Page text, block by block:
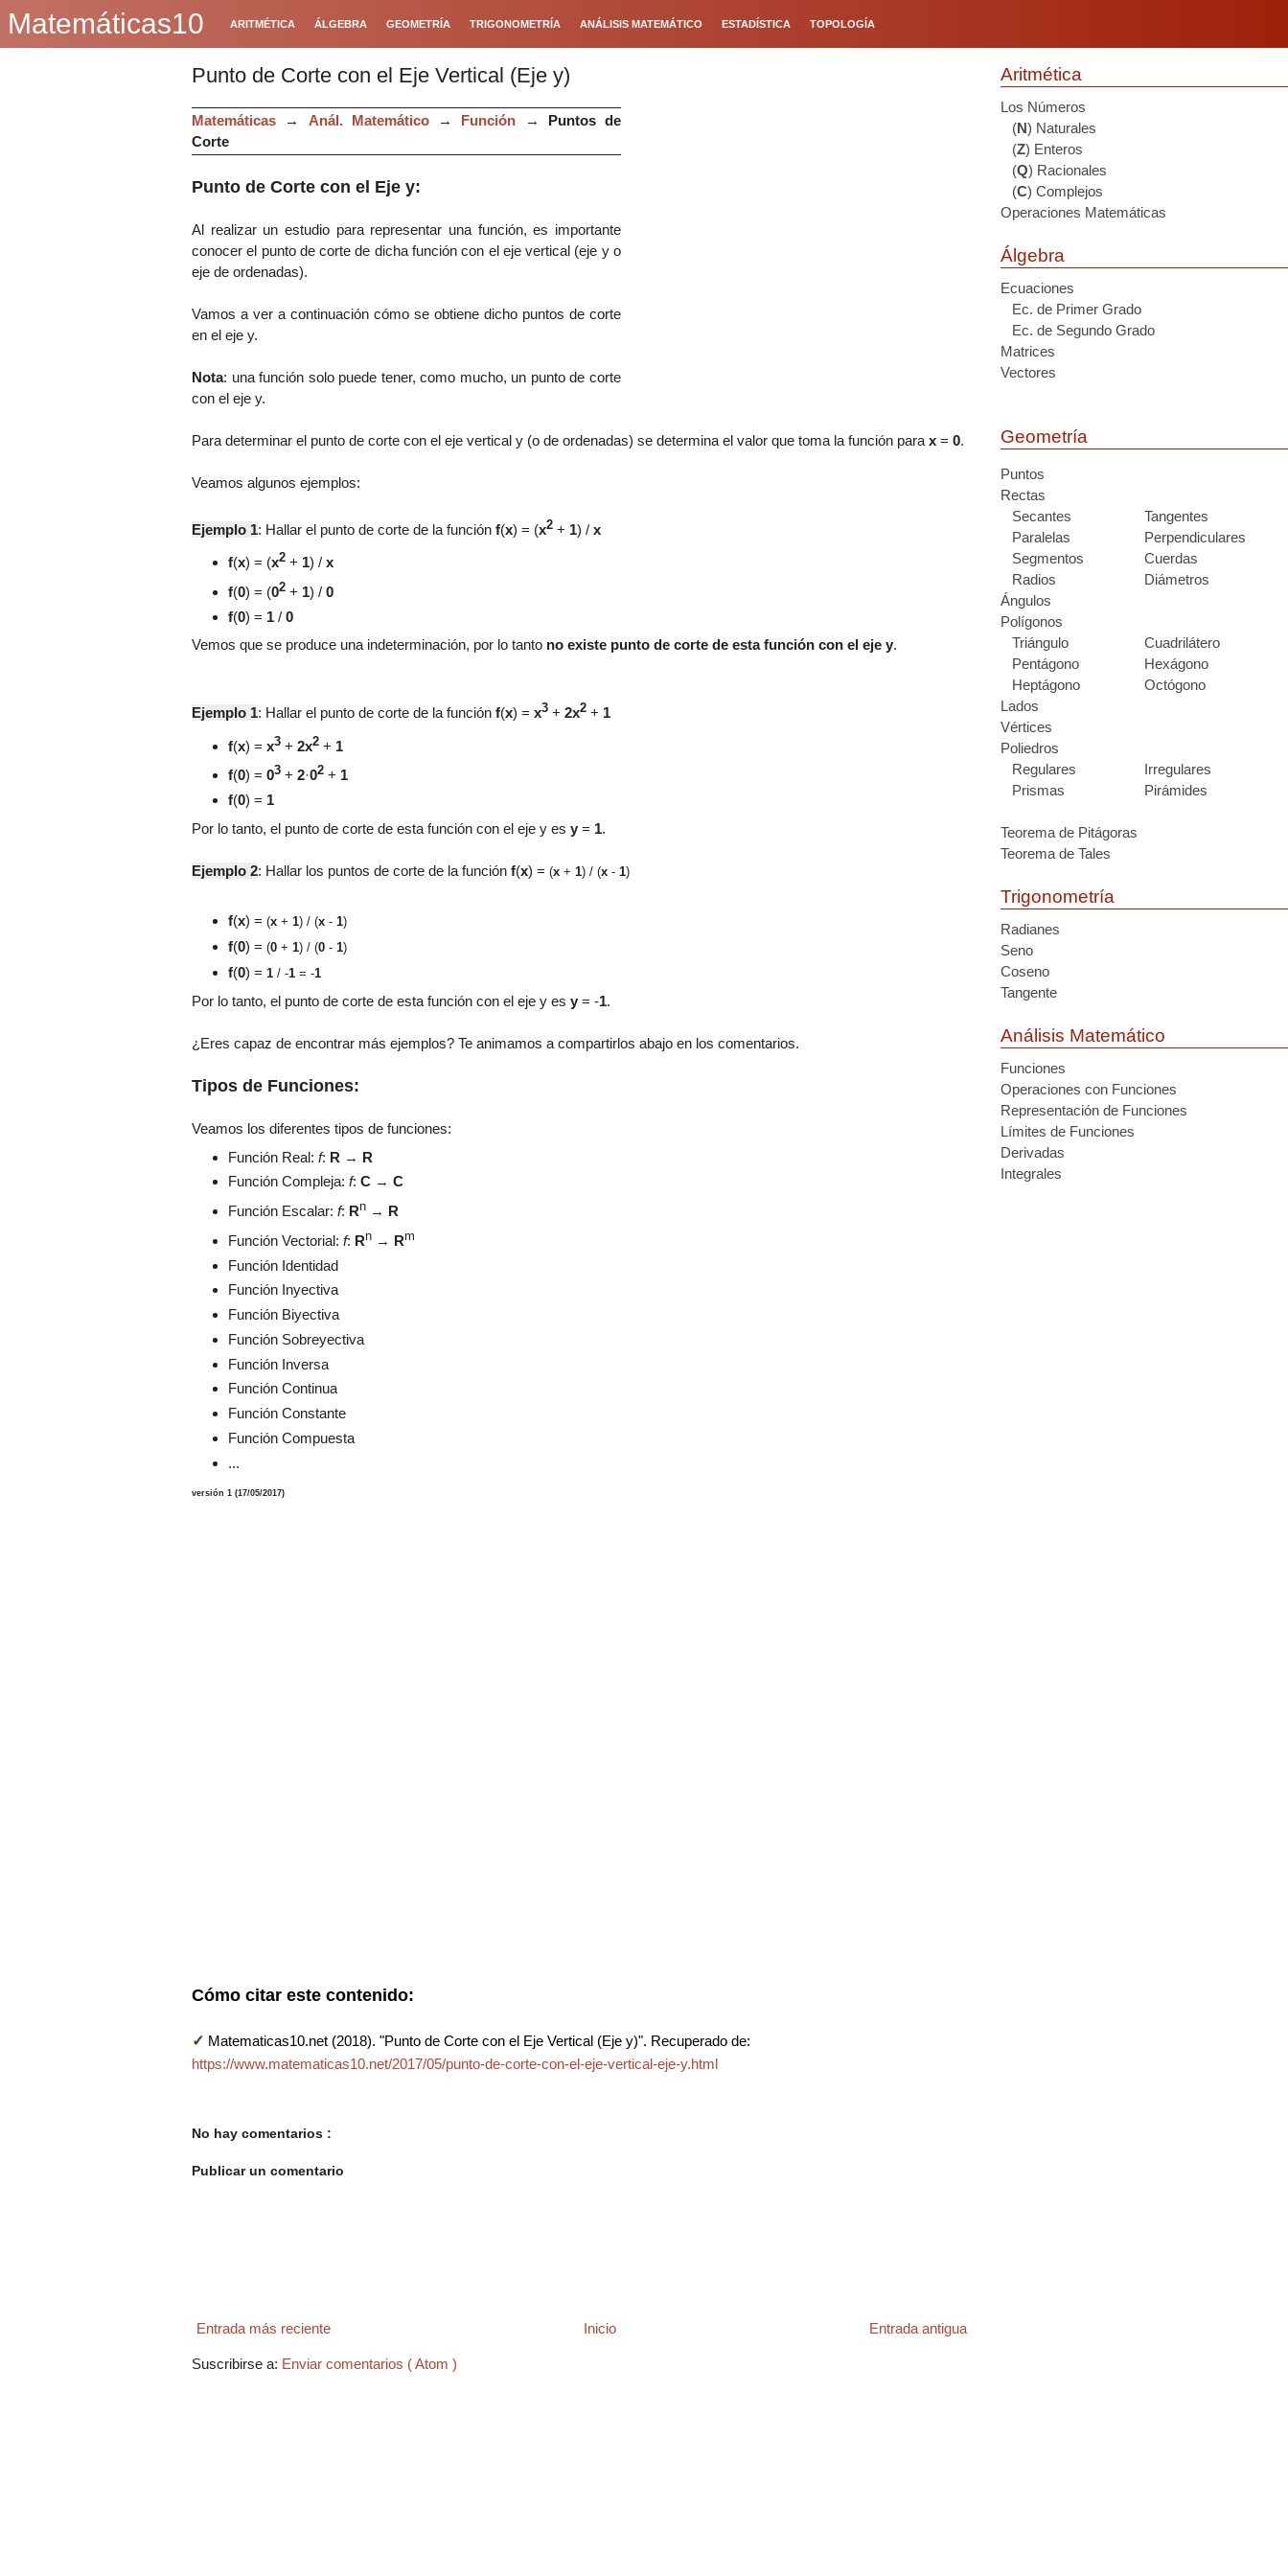
Matemáticas10 ARITMÉTICA ÁLGEBRA GEOMETRÍA TRIGONOMETRÍA ANÁLISIS MATEMÁTICO ESTADÍSTICA TOPOLOGÍA
Punto de Corte con el Eje Vertical (Eje y)
Matemáticas → Anál. Matemático → Función → Puntos de
Corte
Punto de Corte con el Eje y:
Al realizar un estudio para representar una función, es importante
conocer el punto de corte de dicha función con el eje vertical (eje y o
eje de ordenadas).
Vamos a ver a continuación cómo se obtiene dicho puntos de corte
en el eje y.
Nota: una función solo puede tener, como mucho, un punto de corte
con el eje y.
Para determinar el punto de corte con el eje vertical y (o de ordenadas) se determina el valor que toma la función para x = 0.
Veamos algunos ejemplos:
Ejemplo 1: Hallar el punto de corte de la función f(x) = (x2 + 1) / x
f(x) = (x2 + 1) / x
f(0) = (02 + 1) / 0
f(0) = 1 /0
Vemos que se produce una indeterminación, por lo tanto no existe punto de corte de esta función con el eje y.
Ejemplo 1: Hallar el punto de corte de la función f(x) = x3 + 2x2 + 1
f(x) = x3 + 2x2 + 1
f(0) = 03 + 2·02 + 1
f(0) = 1
Por lo tanto, el punto de corte de esta función con el eje y es y = 1.
Ejemplo 2: Hallar los puntos de corte de la función f(x) = (x + 1) / (x - 1)
f(x) = (x+ 1) / (x -1)
f(0) = (0+ 1) / (0 -1)
f(0) = 1 / -1 = -1
Por lo tanto, el punto de corte de esta función con el eje y es y = -1.
¿Eres capaz de encontrar más ejemplos? Te animamos a compartirlos abajo en los comentarios.
Tipos de Funciones:
Veamos los diferentes tipos de funciones:
Función Real: f: R → R
Función Compleja: f: C→ C
Función Escalar: f: Rn→ R
Función Vectorial: f: Rn→ Rm
Función Identidad
Función Inyectiva
Función Biyectiva
Función Sobreyectiva
Función Inversa
Función Continua
Función Constante
Función Compuesta
...
versión 1 (17/05/2017)
Cómo citar este contenido:
✓ Matematicas10.net (2018). "Punto de Corte con el Eje Vertical (Eje y)". Recuperado de:
https://www.matematicas10.net/2017/05/punto-de-corte-con-el-eje-vertical-eje-y.html
No hay comentarios :
Publicar un comentario
Entrada más reciente Entrada antigua
Inicio
Suscribirse a: Enviar comentarios ( Atom )
Aritmética
Los Números
(N) Naturales
(Z) Enteros
(Q) Racionales
(C) Complejos
Operaciones Matemáticas
Álgebra
Ecuaciones
Ec. de Primer Grado
Ec. de Segundo Grado
Matrices
Vectores
Geometría
Puntos
Rectas
Secantes
Tangentes
Paralelas
Perpendiculares
Segmentos
Cuerdas
Radios
Diámetros
Ángulos
Polígonos
Triángulo
Cuadrilátero
Pentágono
Hexágono
Heptágono
Octógono
Lados
Vértices
Poliedros
Regulares
Irregulares
Prismas
Pirámides
Teorema de Pitágoras
Teorema de Tales
Trigonometría
Radianes
Seno
Coseno
Tangente
Análisis Matemático
Funciones
Operaciones con Funciones
Representación de Funciones
Límites de Funciones
Derivadas
Integrales